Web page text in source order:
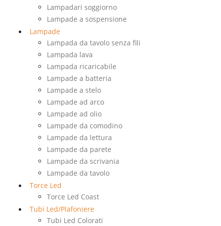
Lampadari soggiorno
Lampade a sospensione
Lampade
Lampada da tavolo senza fili
Lampada lava
Lampada ricaricabile
Lampade a batteria
Lampade a stelo
Lampade ad arco
Lampade ad olio
Lampade da comodino
Lampade da lettura
Lampade da parete
Lampade da scrivania
Lampade da tavolo
Torce Led
Torce Led Coast
Tubi Led/Plafoniere
Tubi Led Colorati